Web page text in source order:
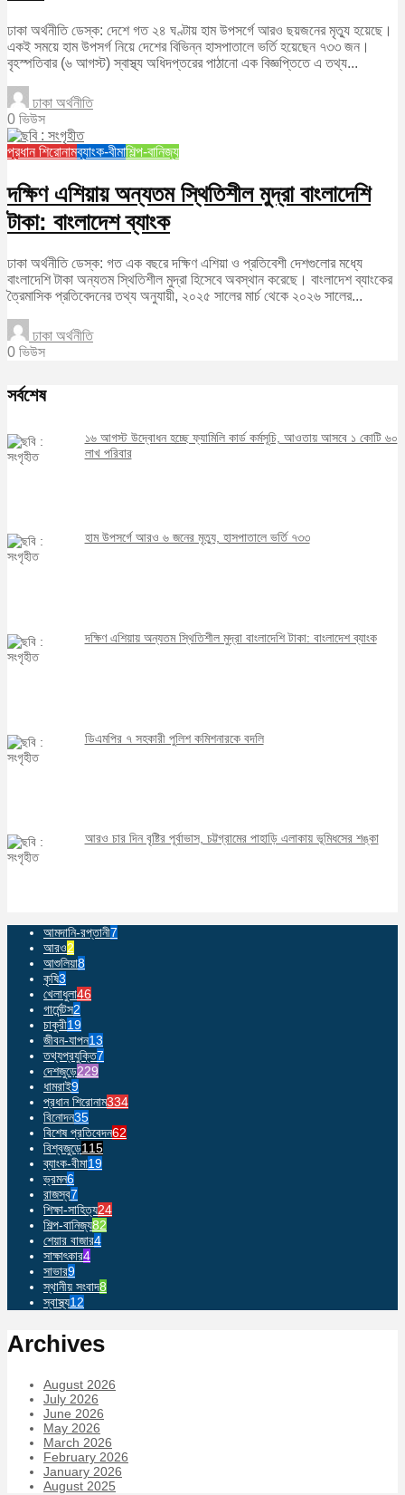
ঢাকা অর্থনীতি ডেস্ক: দেশে গত ২৪ ঘণ্টায় হাম উপসর্গে আরও ছয়জনের মৃত্যু হয়েছে।
একই সময়ে হাম উপসর্গ নিয়ে দেশের বিভিন্ন হাসপাতালে ভর্তি হয়েছেন ৭৩৩ জন।
বৃহস্পতিবার (৬ আগস্ট) স্বাস্থ্য অধিদপ্তরের পাঠানো এক বিজ্ঞপ্তিতে এ তথ্য...
ঢাকা অর্থনীতি
0 ভিউস
প্রধান শিরোনামব্যাংক-বীমাশিল্প-বানিজ্য
দক্ষিণ এশিয়ায় অন্যতম স্থিতিশীল মুদ্রা বাংলাদেশি
টাকা: বাংলাদেশ ব্যাংক
ঢাকা অর্থনীতি ডেস্ক: গত এক বছরে দক্ষিণ এশিয়া ও প্রতিবেশী দেশগুলোর মধ্যে
বাংলাদেশি টাকা অন্যতম স্থিতিশীল মুদ্রা হিসেবে অবস্থান করেছে। বাংলাদেশ ব্যাংকের
ত্রৈমাসিক প্রতিবেদনের তথ্য অনুযায়ী, ২০২৫ সালের মার্চ থেকে ২০২৬ সালের...
ঢাকা অর্থনীতি
0 ভিউস
সর্বশেষ
১৬ আগস্ট উদ্বোধন হচ্ছে ফ্যামিলি কার্ড কর্মসূচি, আওতায় আসবে ১ কোটি ৬০
লাখ পরিবার
হাম উপসর্গে আরও ৬ জনের মৃত্যু, হাসপাতালে ভর্তি ৭৩৩
দক্ষিণ এশিয়ায় অন্যতম স্থিতিশীল মুদ্রা বাংলাদেশি টাকা: বাংলাদেশ ব্যাংক
ডিএমপির ৭ সহকারী পুলিশ কমিশনারকে বদলি
আরও চার দিন বৃষ্টির পূর্বাভাস, চট্টগ্রামের পাহাড়ি এলাকায় ভূমিধসের শঙ্কা
আমদানি-রপ্তানী7
আরও2
আশুলিয়া8
কৃষি3
খেলাধুলা46
গার্মেন্টস2
চাকুরী19
জীবন-যাপন13
তথ্যপ্রযুক্তি7
দেশজুড়ে229
ধামরাই9
প্রধান শিরোনাম334
বিনোদন35
বিশেষ প্রতিবেদন62
বিশ্বজুড়ে115
ব্যাংক-বীমা19
ভ্রমন6
রাজস্ব7
শিক্ষা-সাহিত্য24
শিল্প-বানিজ্য82
শেয়ার বাজার4
সাক্ষাৎকার4
সাভার9
স্থানীয় সংবাদ8
স্বাস্থ্য12
Archives
August 2026
July 2026
June 2026
May 2026
March 2026
February 2026
January 2026
August 2025